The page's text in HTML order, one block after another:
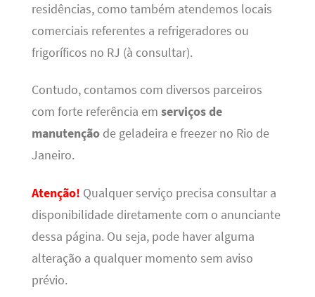
residências, como também atendemos locais
comerciais referentes a refrigeradores ou
frigoríficos no RJ (à consultar).
Contudo, contamos com diversos parceiros
com forte referência em serviços de
manutençãode geladeira e freezer no Rio de
Janeiro.
Atenção! Qualquer serviço precisa consultar a
disponibilidade diretamente com o anunciante
dessa página. Ou seja, pode haver alguma
alteração a qualquer momento sem aviso
prévio.